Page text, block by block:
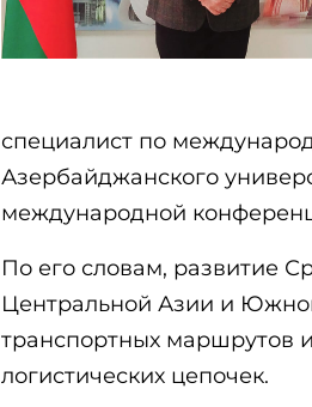
специалист по
Азербайджанского
международной
По его словам, развитие
Центральной Азии и
транспортных маршрутов
логистических цепочек.